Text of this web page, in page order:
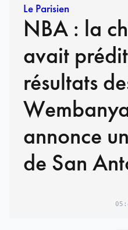
Le Parisien
NBA : la
avait
résultats
annonce
de San